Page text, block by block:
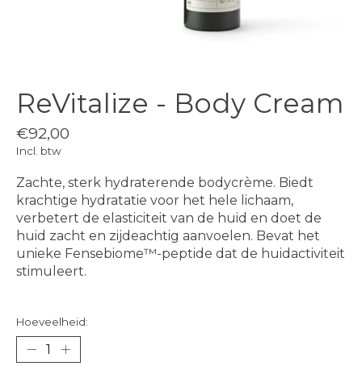
ReVitalize - Body Cream
€92,00
Incl. btw
Zachte, sterk hydraterende bodycrème. Biedt
krachtige hydratatie voor het hele lichaam,
verbetert de elasticiteit van de huid en doet de
huid zacht en zijdeachtig aanvoelen. Bevat het
unieke Fensebiome™-peptide dat de huidactiviteit
stimuleert.
Hoeveelheid: